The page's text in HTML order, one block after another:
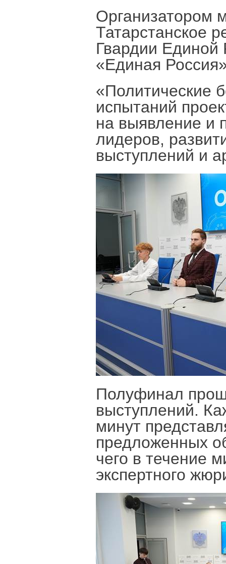
Организатором
Татарстанское
Гвардии Единой
«Единая
«Политические
испытаний
на выявление и
лидеров,
выступлений и
Полуфинал
выступлений.
минут
предложенных
чего в течение
экспертного